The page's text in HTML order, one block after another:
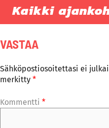
Kaikki
VASTAA
Sähköpostiosoitettasi ei
merkitty *
Kommentti *